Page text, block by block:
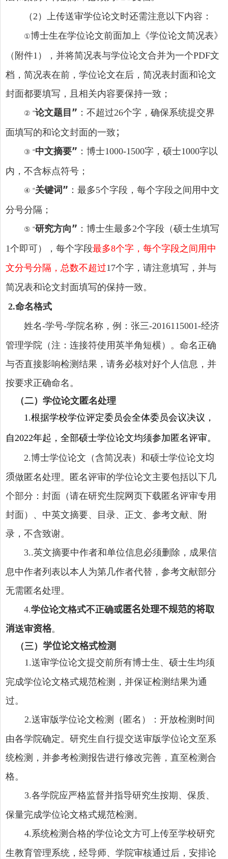
（2 ）上传送审学位论文时还需注意以下内容：
①博士生在学位论文前面加上《学位论文简况表》
（附件1 ），并将简况表与学位论文合并为一个PDF文
档，简况表在前，学位论文在后，简况表封面和论文
封面都要填写，且相关内容要保持一致；
② “论文题目” ：不超过26个字，确保系统提交界
面填写的和论文封面的一致；
③ “中文摘要” ：博士1000-1500字，硕士1000字以
内，不含标点符号；
④ “关键词” ：最多5个字段，每个字段之间用中文
分号分隔；
⑤ “研究方向” ：博士生最多2个字段（硕士生填写
1个即可），每个字段最多8个字，每个字段之间用中
文分号分隔，总数不超过17个字，请注意填写，并与
简况表和论文封面填写的保持一致。
2.命名格式
姓名-学号-学院名称，例：张三-2016115001-经济
管理学院（注：连接符使用英半角短横）。命名正确
与否直接影响检测结果，请务必核对好个人信息，并
按要求正确命名。
（二）学位论文匿名处理
1 .根据学校学位评定委员会全体委员会议决议，
自 2022年起，全部硕士学位论文均须参加匿名评审。
2.博士学位论文（含简况表）和硕士学位论文均
须做匿名处理。匿名评审的学位论文主要包括以下几
个部分：封面（请在研究生院网页下载匿名评审专用
封面）、中英文摘要、目录、正文、参考文献、附
录，不含致谢。
3..英文摘要中作者和单位信息必须删除，成果信
息中作者列表以本人为第几作者代替，参考文献部分
无需匿名处理。
4.学位论文格式不正确或匿名处理不规范的将取
消送审资格。
（三） 学位论文格式检测
1.送审学位论文提交前所有博士生、硕士生均须
完成学位论文格式规范检测，并保证检测结果为通
过。
2.送审版学位论文检测（匿名）：开放检测时间
由各学院确定。研究生自行提交送审版学位论文至系
统检测，并参考检测报告进行修改完善，直至检测合
格。
3.各学院应严格监督并指导研究生按期、保质、
保量完成学位论文格式规范检测。
4.系统检测合格的学位论文方可上传至学校研究
生教育管理系统，经导师、学院审核通过后，安排论